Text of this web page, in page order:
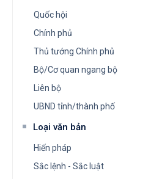
Quốc hội
Chính phủ
Thủ tướng Chính phủ
Bộ/Cơ quan ngang bộ
Liên bộ
UBND tỉnh/thành phố
Loại văn bản
Hiến pháp
Sắc lệnh - Sắc luật